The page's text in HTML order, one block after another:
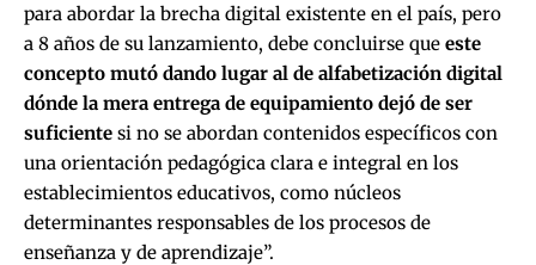
para abordar la brecha digital existente en el país, pero
a 8 años de su lanzamiento, debe concluirse que este
concepto mutó dando lugar al de alfabetización digital
dónde la mera entrega de equipamiento dejó de ser
suficiente si no se abordan contenidos específicos con
una orientación pedagógica clara e integral en los
establecimientos educativos, como núcleos
determinantes responsables de los procesos de
enseñanza y de aprendizaje”.